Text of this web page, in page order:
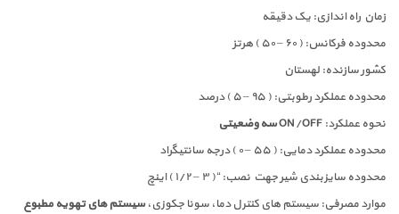
زمان راه اندازی: یک دقیقه
محدوده فرکانس: ( ۶۰ – ۵۰ ) هرتز
کشور سازنده: لهستان
محدوده عملکرد رطوبتی: ( ۹۵ – ۵ ) درصد
نحوه عملکرد: ON/OFF
سه وضعیتی
محدوده عملکرد دمایی: ( ۵۵ – ۰ ) درجه سانتیگراد
محدوده سایزبندی شیر جهت نصب: “( ۳ – ۱/۲ ) اینچ
موارد مصرفی: سیستم های کنترل دما، سونا جکوزی،سیستم های تهویه مطبوع